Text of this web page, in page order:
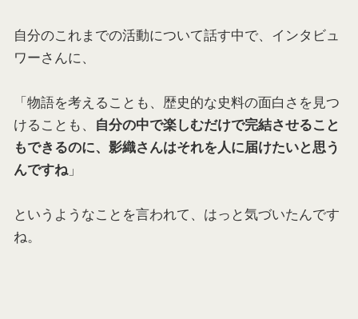
自分のこれまでの活動について話す中で、インタビュ
ワーさんに、
「物語を考えることも、歴史的な史料の面白さを見つ
けることも、
自分の中で楽しむだけで完結させること
もできるのに、影織さんはそれを人に届けたいと思う
んですね」
というようなことを言われて、はっと気づいたんです
ね。